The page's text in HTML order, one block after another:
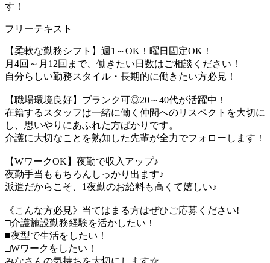
す！
フリーテキスト
【柔軟な勤務シフト】週1～OK！曜日固定OK！
月4回～月12回まで、働きたい日数はご相談ください！
自分らしい勤務スタイル・長期的に働きたい方必見！
【職場環境良好】ブランク可◎20～40代が活躍中！
在籍するスタッフは一緒に働く仲間へのリスペクトを大切に
し、思いやりにあふれた方ばかりです。
介護に大切なことを熟知した先輩が全力でフォローします！
【WワークOK】夜勤で収入アップ♪
夜勤手当ももちろんしっかり出ます♪
派遣だからこそ、1夜勤のお給料も高くて嬉しい♪
《こんな方必見》当てはまる方はぜひご応募ください!
□介護施設勤務経験を活かしたい！
■夜型で生活をしたい！
□Wワークをしたい！
みなさんの気持ちを大切にします☆